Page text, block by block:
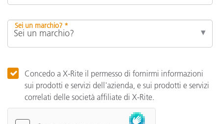
Sei un marchio? *
Concedo a X-Rite il permesso di fornirmi informazioni
sui prodotti e servizi dell'azienda, e sui prodotti e servizi
correlati delle società affiliate di X-Rite.